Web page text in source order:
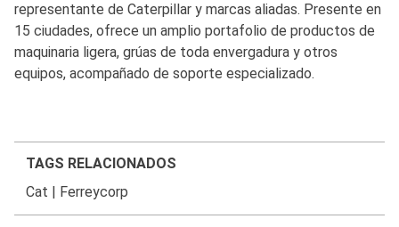
representante de Caterpillar y marcas aliadas. Presente en
15 ciudades, ofrece un amplio portafolio de productos de
maquinaria ligera, grúas de toda envergadura y otros
equipos, acompañado de soporte especializado.
TAGS RELACIONADOS
Cat
Ferreycorp